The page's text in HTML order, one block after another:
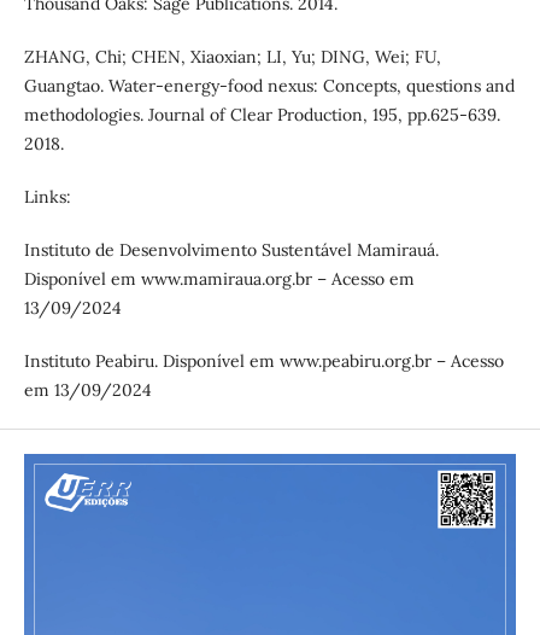
ZHANG, Chi; CHEN, Xiaoxian; LI, Yu; DING, Wei; FU,
Guangtao. Water-energy-food nexus: Concepts, questions and
methodologies. Journal of Clear Production, 195, pp.625-639.
2018.
Links:
Instituto de Desenvolvimento Sustentável Mamirauá.
Disponível em www.mamiraua.org.br – Acesso em
13/09/2024
Instituto Peabiru. Disponível em www.peabiru.org.br – Acesso
em 13/09/2024